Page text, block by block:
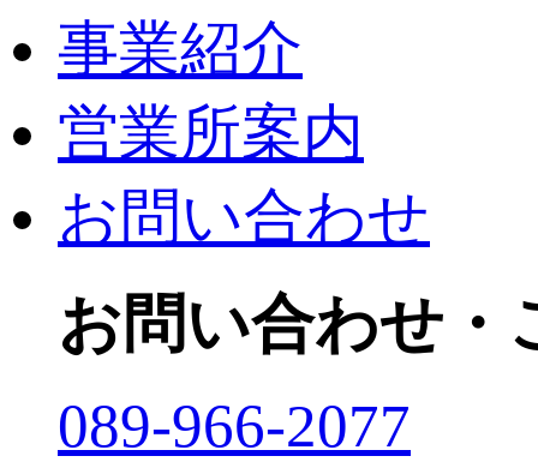
事業紹介
営業所案内
お問い合わせ
お問い合わせ・
089-966-2077